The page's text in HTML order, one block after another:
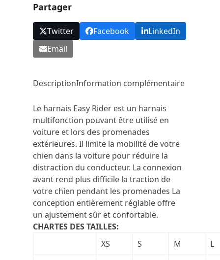
Xl
-
Noir
Partager
Twitter Facebook
LinkedIn
Email
DescriptionInformation complémentaire
Le harnais Easy Rider est un harnais
multifonction pouvant être utilisé en
voiture et lors des promenades
extérieures. Il limite la mobilité de votre
chien dans la voiture pour réduire la
distraction du conducteur. La connexion
avant rend plus difficile la traction de
votre chien pendant les promenades La
conception entièrement réglable offre
un ajustement sûr et confortable.
CHARTES DES TAILLES:
XS
S M L